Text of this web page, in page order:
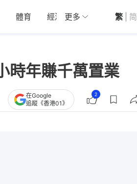
體育 經濟 01深圳 觀點
更多 繁 简
時年賺千萬置業
在Google
追蹤《香港01》
2